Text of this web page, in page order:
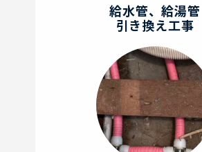
給水管、給湯管
引き換え工事